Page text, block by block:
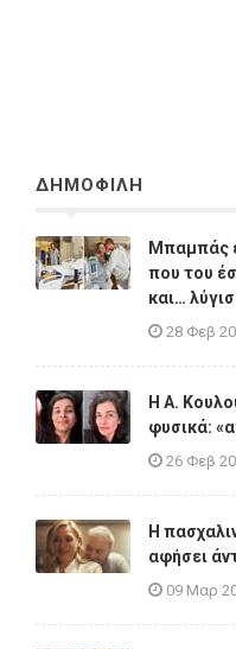
ΔΗΜΟΦΙΛΗ
Μπαμπάς
που του
και…
28 Φεβ
Η A.
φυσικά:
26 Φεβ
Η
αφήσει
09 Μαρ